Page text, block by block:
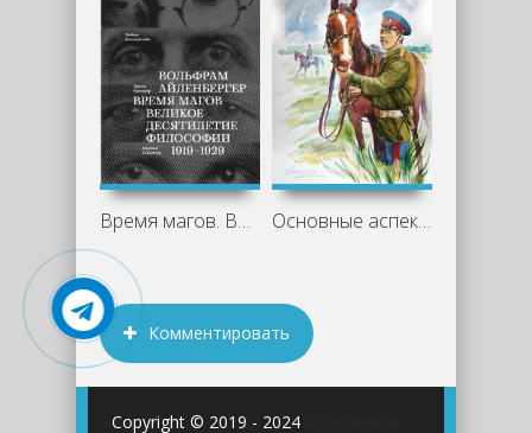
Время магов. Великое десятилетие Основные аспекты романа «Казачий крест»
Комментировать
Copyright © 2019 - 2024